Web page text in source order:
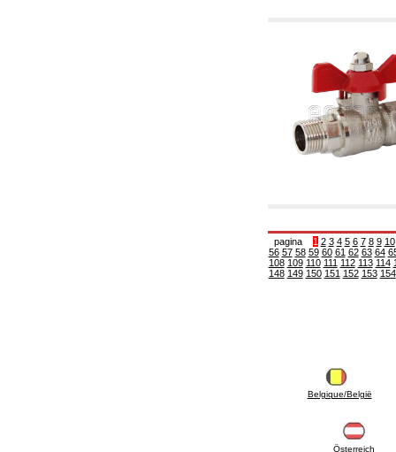
pagina 1 2 3 4 5 6 7 8 9 10
56 57 58 59 60 61 62 63 64
108 109 110 111 112 113 114
148 149 150 151 152 153 154
Belgique/België
Österreich